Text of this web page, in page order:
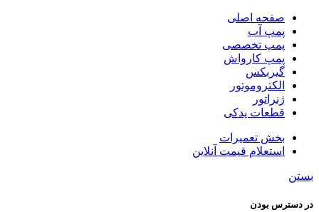
صفحه اصلی
پمپ آب
پمپ تخصصی
پمپ کارواش
گیربکس
الکتروموتور
ژنراتور
قطعات یدکی
بخش تعمیرات
استعلام قیمت آنلاین
بستن
در دسترس بودن